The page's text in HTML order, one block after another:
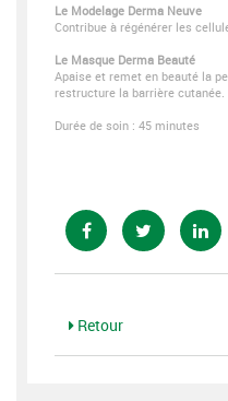
Le Modelage Derma Neuve
Contribue à régénérer les
Le Masque Derma Beauté
Apaise et remet en beauté la
restructure la barrière cutanée.
Durée de soin : 45 minutes
Retour